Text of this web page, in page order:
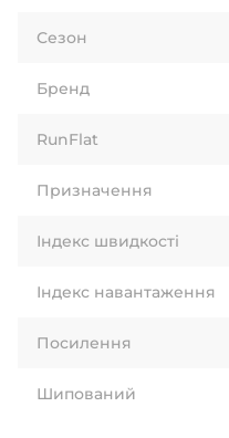
Сезон
Бренд
RunFlat
Призначення
Індекс швидкості
Індекс навантаження
Посилення
Шипований